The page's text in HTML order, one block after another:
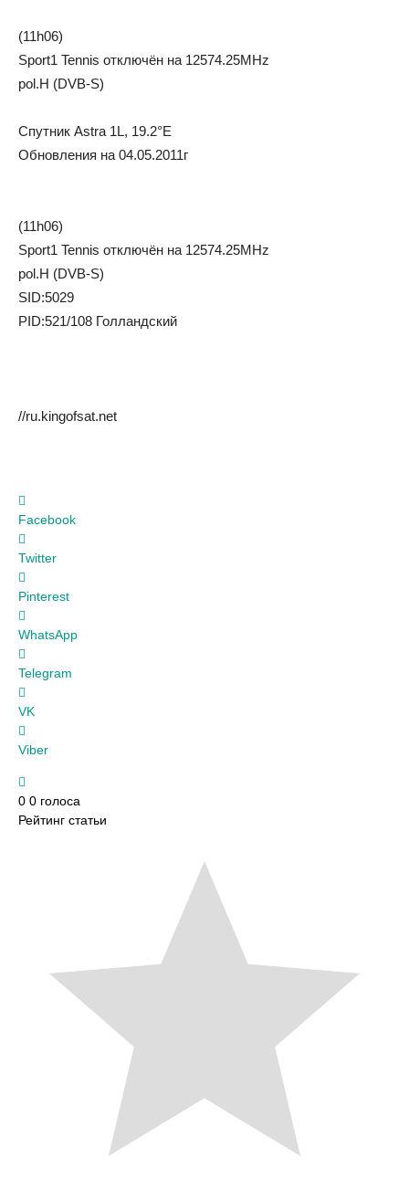
(11h06)
Sport1 Tennis отключён на 12574.25MHz
pol.H (DVB-S)
Cпутник Astra 1L, 19.2°E
Oбнoвлeния нa 04.05.2011г
(11h06)
Sport1 Tennis отключён на 12574.25MHz
pol.H (DVB-S)
SID:5029
PID:521/108 Голландский
//ru.kingofsat.net
Facebook
Twitter
Pinterest
WhatsApp
Telegram
VK
Viber
0 0 голоса
Рейтинг статьи